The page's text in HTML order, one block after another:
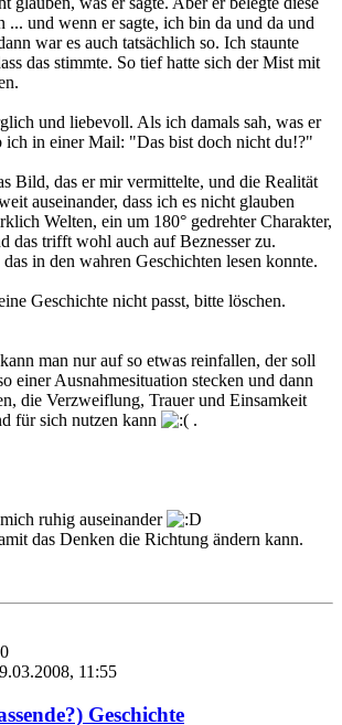
... und wenn er sagte, ich bin da und da und
war es auch tatsächlich so. Ich staunte
das stimmte. So tief hatte sich der Mist mit
und liebevoll. Als ich damals sah, was er
in einer Mail: "Das bist doch nicht du!?"
Bild, das er mir vermittelte, und die Realität
auseinander, dass ich es nicht glauben
Welten, ein um 180° gedrehter Charakter,
das trifft wohl auch auf Beznesser zu.
in den wahren Geschichten lesen konnte.
Geschichte nicht passt, bitte löschen.
man nur auf so etwas reinfallen, der soll
einer Ausnahmesituation stecken und dann
die Verzweiflung, Trauer und Einsamkeit
für sich nutzen kann
.
ruhig auseinander
das Denken die Richtung ändern kann.
11:55
Geschichte